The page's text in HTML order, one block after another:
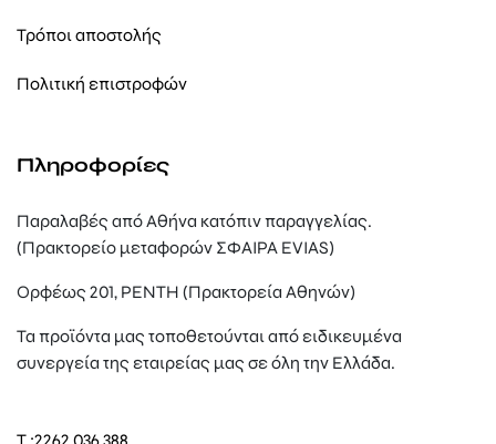
Τρόποι αποστολής
Πολιτική επιστροφών
Πληροφορίες
Παραλαβές από Αθήνα κατόπιν παραγγελίας.
(Πρακτορείο μεταφορών ΣΦΑΙΡΑ EVIAS)
Ορφέως 201, ΡΕΝΤΗ (Πρακτορεία Αθηνών)
Τα προϊόντα μας τοποθετούνται από ειδικευμένα
συνεργεία της εταιρείας μας σε όλη την Ελλάδα.
T.:2262 036 388